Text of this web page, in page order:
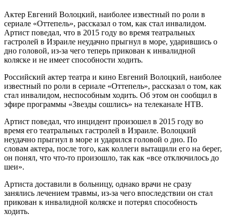
Актер Евгений Волоцкий, наиболее известный по роли в
сериале «Оттепель», рассказал о том, как стал инвалидом.
Артист поведал, что в 2015 году во время театральных
гастролей в Израиле неудачно прыгнул в море, ударившись о
дно головой, из-за чего теперь прикован к инвалидной
коляске и не имеет способности ходить.
Российский актер театра и кино Евгений Волоцкий, наиболее
известный по роли в сериале «Оттепель», рассказал о том, как
стал инвалидом, неспособным ходить. Об этом он сообщил в
эфире программы «Звезды сошлись» на телеканале НТВ.
Артист поведал, что инцидент произошел в 2015 году во
время его театральных гастролей в Израиле. Волоцкий
неудачно прыгнул в море и ударился головой о дно. По
словам актера, после того, как коллеги вытащили его на берег,
он понял, что что-то произошло, так как «все отключилось до
шеи».
Артиста доставили в больницу, однако врачи не сразу
занялись лечением травмы, из-за чего впоследствии он стал
прикован к инвалидной коляске и потерял способность
ходить.